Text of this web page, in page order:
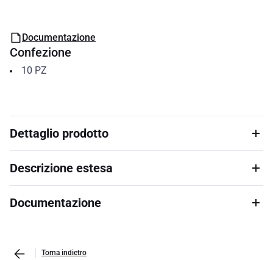
Documentazione
Confezione
10 PZ
Dettaglio prodotto
Descrizione estesa
Documentazione
Torna indietro